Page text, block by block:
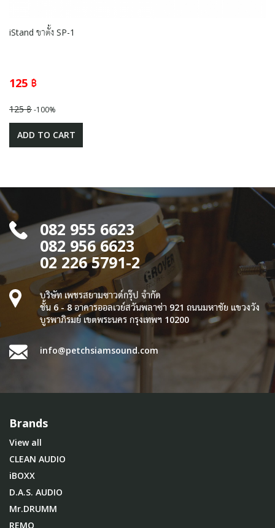
iStand ขาตั้ง SP-1
125 ฿
125 ฿-100%
ADD TO CART
082 955 6623
082 956 6623
02 226 5791-2
บริษัท เพชรสยามซาวด์กรุ๊ป จำกัด
ชั้น 6 - 8 อาคารออลเวย์สวันพลาซ่า 921 ถนนมหาชัย แขวงวัง
บูรพาภิรมย์ เขตพระนคร กรุงเทพฯ 10200
info@petchsiamsound.com
Brands
View all
CLEAN AUDIO
iBOXX
D.A.S. AUDIO
Mr.DRUMM
REMO